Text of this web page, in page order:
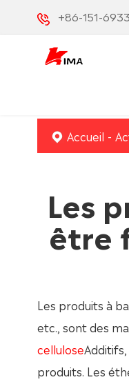
+86-151-
Accueil
Les
être
Les produits à
etc., sont des
cellulose
produits. Les